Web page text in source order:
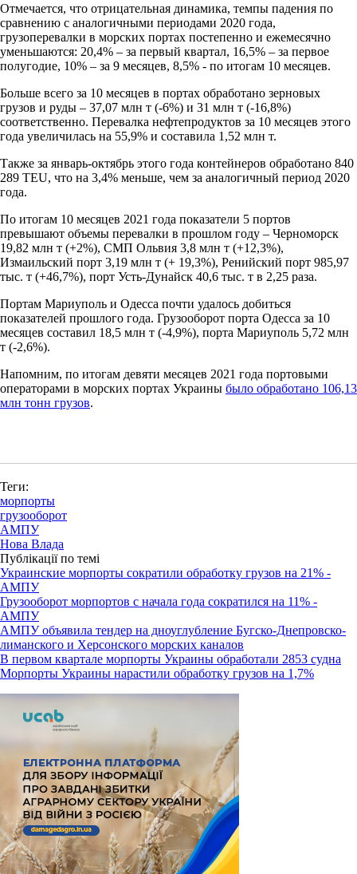
Отмечается, что отрицательная динамика, темпы падения по
сравнению с аналогичными периодами 2020 года,
грузоперевалки в морских портах постепенно и ежемесячно
уменьшаются: 20,4% – за первый квартал, 16,5% – за первое
полугодие, 10% – за 9 месяцев, 8,5% - по итогам 10 месяцев.
Больше всего за 10 месяцев в портах обработано зерновых
грузов и руды – 37,07 млн ​​т (-6%) и 31 млн т (-16,8%)
соответственно. Перевалка нефтепродуктов за 10 месяцев этого
года увеличилась на 55,9% и составила 1,52 млн т.
Также за январь-октябрь этого года контейнеров обработано 840
289 TEU, что на 3,4% меньше, чем за аналогичный период 2020
года.
По итогам 10 месяцев 2021 года показатели 5 портов
превышают объемы перевалки в прошлом году – Черноморск
19,82 млн т (+2%), СМП Ольвия 3,8 млн т (+12,3%),
Измаильский порт 3,19 млн т (+ 19,3%), Ренийский порт 985,97
тыс. т (+46,7%), порт Усть-Дунайск 40,6 тыс. т в 2,25 раза.
Портам Мариуполь и Одесса почти удалось добиться
показателей прошлого года. Грузооборот порта Одесса за 10
месяцев составил 18,5 млн т (-4,9%), порта Мариуполь 5,72 млн
т (-2,6%).
Напомним, по итогам девяти месяцев 2021 года портовыми
операторами в морских портах Украины было обработано 106,13
млн тонн грузов.
Теги:
морпорты
грузооборот
АМПУ
Нова Влада
Публікації по темі
Украинские морпорты сократили обработку грузов на 21% -
АМПУ
Грузооборот морпортов с начала года сократился на 11% -
АМПУ
АМПУ объявила тендер на дноуглубление Бугско-Днепровско-
лиманского и Херсонского морских каналов
В первом квартале морпорты Украины обработали 2853 судна
Морпорты Украины нарастили обработку грузов на 1,7%